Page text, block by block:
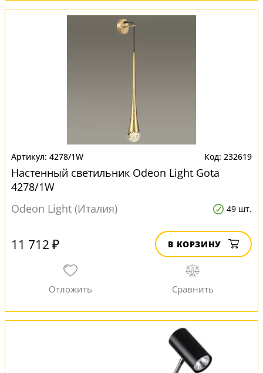
4278/1W 232619
Настенный светильник Odeon Light Gota
4278/1W
Odeon Light (Италия)
49 шт.
11 712 ₽ В КОРЗИНУ